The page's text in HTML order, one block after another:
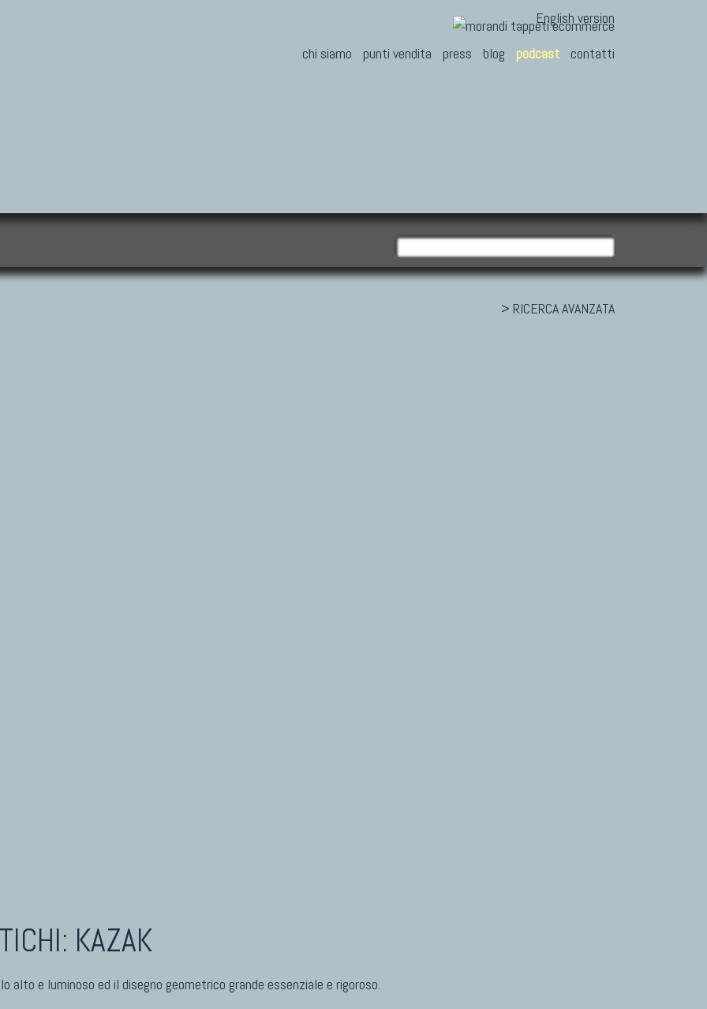
English version
chi siamo
punti vendita press blog podcast contatti
> RICERCA AVANZATA
KAZAK
alto e luminoso ed il disegno geometrico grande essenziale e rigoroso.